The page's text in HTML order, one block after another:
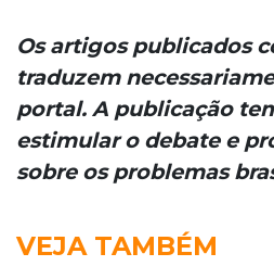
Os artigos publicados
traduzem
portal. A publicação
estimular o debate e
sobre os problemas
VEJA TAMBÉM